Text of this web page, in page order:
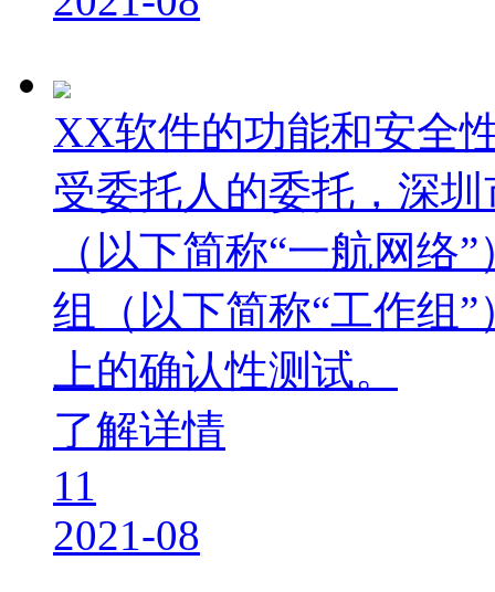
XX软件的功能和安全
受委托人的委托，深
（以下简称“一航网络
组（以下简称“工作组
上的确认性测试。
了解详情
11
2021-08